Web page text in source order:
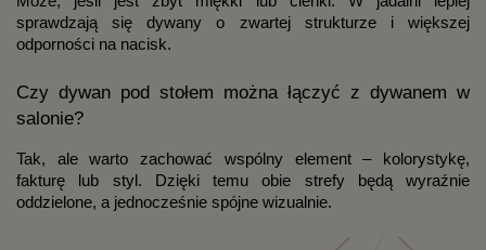
sprawdzają się dywany o zwartej strukturze i większej
odporności na nacisk.
Czy dywan pod stołem można łączyć z dywanem w
salonie?
Tak, ale warto zachować wspólny element – kolorystykę,
fakturę lub styl. Dzięki temu obie strefy będą wyraźnie
oddzielone, a jednocześnie spójne wizualnie.